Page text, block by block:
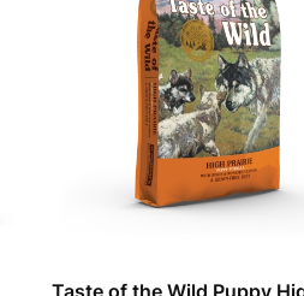
Taste of the Wild Puppy